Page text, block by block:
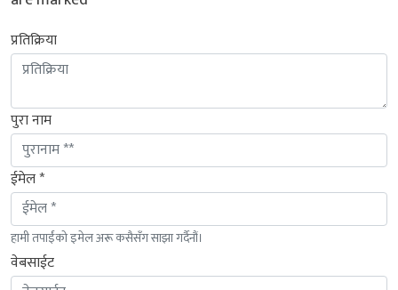
प्रतिक्रिया
पुरा नाम
ईमेल *
हामी तपाईंको इमेल अरू कसैसँग साझा गर्दैनौं।
वेबसाईट